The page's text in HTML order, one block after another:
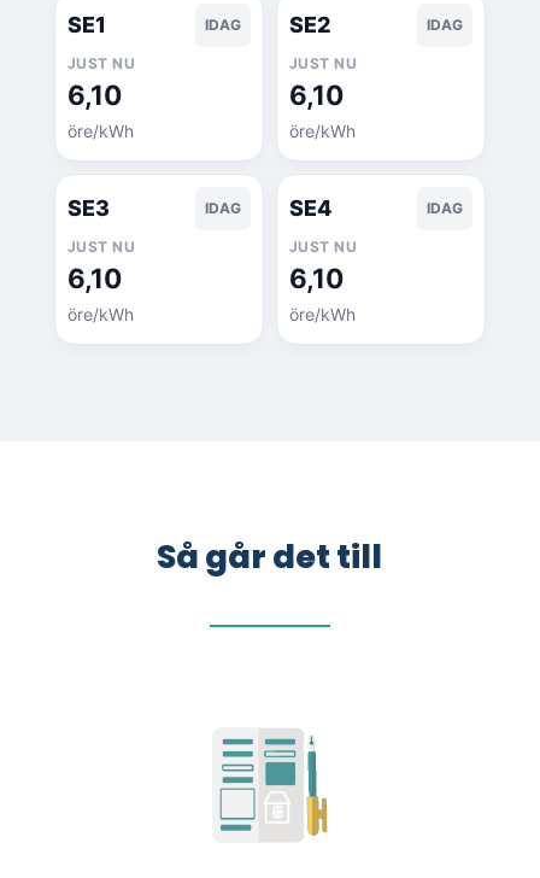
SE1 IDAG
JUST NU
6,10
öre/kWh
SE2 IDAG
JUST NU
6,10
öre/kWh
SE3 IDAG
JUST NU
6,10
öre/kWh
SE4 IDAG
JUST NU
6,10
öre/kWh
Så går det till